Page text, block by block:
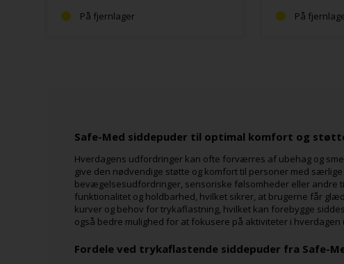
På fjernlager På
Safe-Med siddepuder til optimal komfort og
Hverdagens udfordringer kan ofte forværres af ubehag og
give den nødvendige støtte og komfort til personer med
bevægelsesudfordringer, sensoriske følsomheder eller
funktionalitet og holdbarhed, hvilket sikrer, at brugerne får
kurver og behov for trykaflastning, hvilket kan forebygge
også bedre mulighed for at fokusere på aktiviteter i
Fordele ved trykaflastende siddepuder fra Safe-